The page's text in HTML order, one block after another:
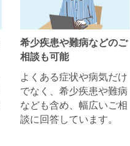
希少疾患や難病などのご
相談も可能
よくある症状や病気だけ
でなく、希少疾患や難病
なども含め、幅広いご相
談に回答しています。